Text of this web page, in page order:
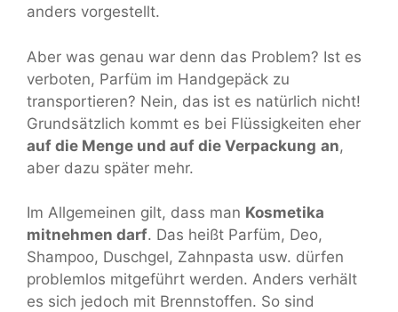
anders vorgestellt.
Aber was genau war denn das Problem? Ist es
verboten, Parfüm im Handgepäck zu
transportieren? Nein, das ist es natürlich nicht!
Grundsätzlich kommt es bei Flüssigkeiten eher
auf die Menge und auf die Verpackung an,
aber dazu später mehr.
Im Allgemeinen gilt, dass man Kosmetika
mitnehmen darf. Das heißt Parfüm, Deo,
Shampoo, Duschgel, Zahnpasta usw. dürfen
problemlos mitgeführt werden. Anders verhält
es sich jedoch mit Brennstoffen. So sind